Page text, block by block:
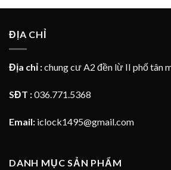
ĐỊA CHỈ
Địa chỉ :chung cư A2 đền lừ II phố tân
SĐT :036.771.5368
Email: iclock1495@gmail.com
DANH MỤC SẢN PHẨM